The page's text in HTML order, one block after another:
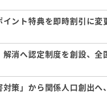
ント特典を即時割引に変
消へ認定制度を創設、全
策」から関係人口創出